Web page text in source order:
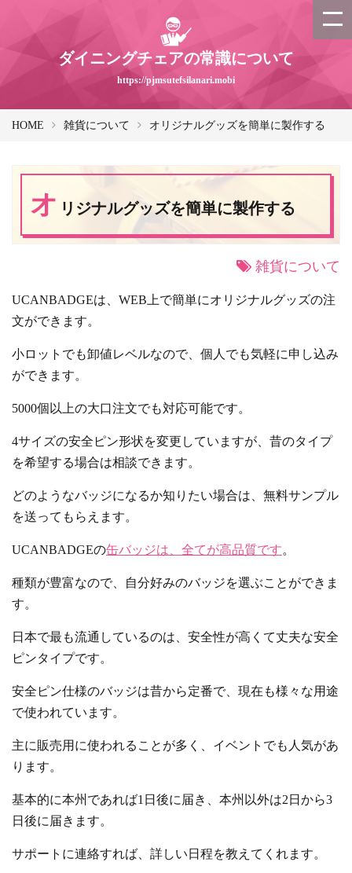
ダイニングチェアの常識について
https://pjmsutefsilanari.mobi
HOME 雑貨について オリジナルグッズを簡単に製作する
オ リジナルグッズを簡単に製作する
雑貨について
UCANBADGEは、WEB上で簡単にオリジナルグッズの注
文ができます。
小ロットでも卸値レベルなので、個人でも気軽に申し込み
ができます。
5000個以上の大口注文でも対応可能です。
4サイズの安全ピン形状を変更していますが、昔のタイプ
を希望する場合は相談できます。
どのようなバッジになるか知りたい場合は、無料サンプル
を送ってもらえます。
UCANBADGEの缶バッジは、全てが高品質です。
種類が豊富なので、自分好みのバッジを選ぶことができま
す。
日本で最も流通しているのは、安全性が高くて丈夫な安全
ピンタイプです。
安全ピン仕様のバッジは昔から定番で、現在も様々な用途
で使われています。
主に販売用に使われることが多く、イベントでも人気があ
ります。
基本的に本州であれば1日後に届き、本州以外は2日から3
日後に届きます。
サポートに連絡すれば、詳しい日程を教えてくれます。